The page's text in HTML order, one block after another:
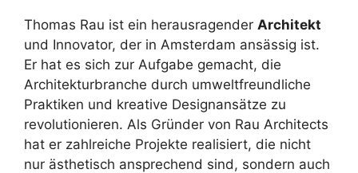
Thomas Rau ist ein herausragender Architekt
und Innovator, der in Amsterdam ansässig ist.
Er hat es sich zur Aufgabe gemacht, die
Architekturbranche durch umweltfreundliche
Praktiken und kreative Designansätze zu
revolutionieren. Als Gründer von Rau Architects
hat er zahlreiche Projekte realisiert, die nicht
nur ästhetisch ansprechend sind, sondern auch